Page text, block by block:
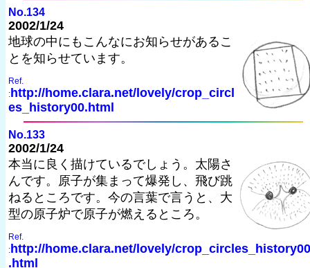
No.134
2002/1/24
地球の中にもこんなにお知らせがあるこ
とを知らせています。
Ref.
: http://home.clara.net/lovely/crop_circl
es_history00.html
No.133
2002/1/24
本当に良く描けているでしょう。太陽さ
んです。原子が集まって爆発し、飛び跳
ねるところです。今の言葉で言うと、大
型の原子炉で原子が燃えるところ。
Ref.
: http://home.clara.net/lovely/
.html